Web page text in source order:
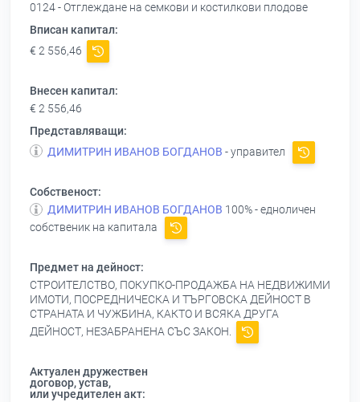
0124 - Отглеждане на семкови и костилкови плодове
Вписан капитал:
€ 2 556,46
Внесен капитал:
€ 2 556,46
Представляващи:
ДИМИТРИН ИВАНОВ БОГДАНОВ - управител
Собственост:
ДИМИТРИН ИВАНОВ БОГДАНОВ 100% - едноличен
собственик на капитала
Предмет на дейност:
СТРОИТЕЛСТВО, ПОКУПКО-ПРОДАЖБА НА НЕДВИЖИМИ
ИМОТИ, ПОСРЕДНИЧЕСКА И ТЪРГОВСКА ДЕЙНОСТ В
СТРАНАТА И ЧУЖБИНА, КАКТО И ВСЯКА ДРУГА
ДЕЙНОСТ, НЕЗАБРАНЕНА СЪС ЗАКОН.
Актуален дружествен
договор, устав,
или учредителен акт: